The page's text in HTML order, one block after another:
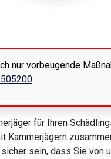
nur vorbeugende
für Ihren
Kammerjägern
sein, dass Sie von